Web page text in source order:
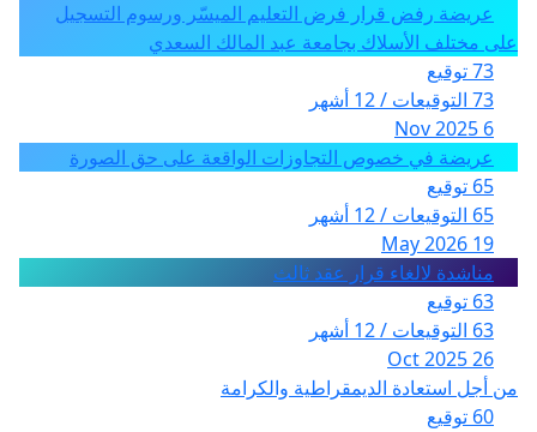
عريضة رفض قرار فرض التعليم الميسّر ورسوم التسجيل
على مختلف الأسلاك بجامعة عبد المالك السعدي
73 توقيع
73 التوقيعات / 12 أشهر
6 Nov 2025
عريضة في خصوص التجاوزات الواقعة على حق الصورة
65 توقيع
65 التوقيعات / 12 أشهر
19 May 2026
مناشدة لالغاء قرار عقد ثالث
63 توقيع
63 التوقيعات / 12 أشهر
26 Oct 2025
من أجل استعادة الديمقراطية والكرامة
60 توقيع